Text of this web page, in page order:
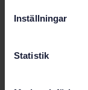
Inställningar
Statistik